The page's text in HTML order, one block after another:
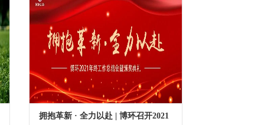
拥抱革新 · 全力以赴 | 博环召开2021